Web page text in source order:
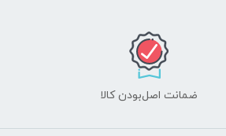
ضمانت اصل‌بودن کالا